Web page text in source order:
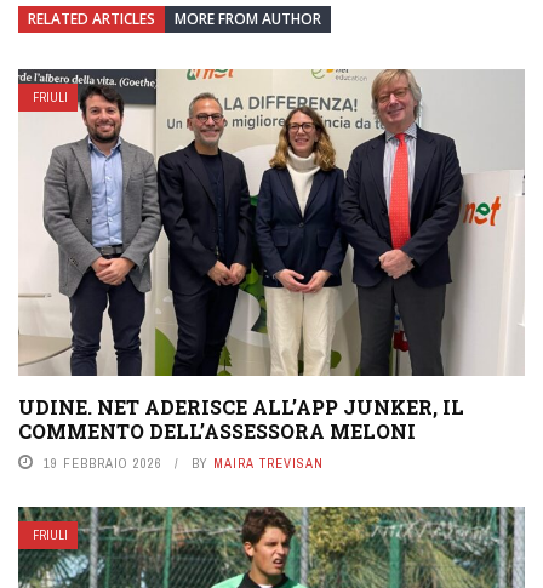
RELATED ARTICLES MORE FROM AUTHOR
FRIULI
UDINE. NET ADERISCE ALL’APP JUNKER, IL
COMMENTO DELL’ASSESSORA MELONI
19 FEBBRAIO 2026 BY MAIRA TREVISAN
FRIULI